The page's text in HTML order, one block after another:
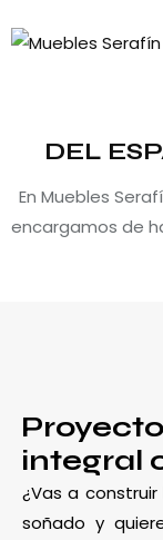
DEL
En Muebles
encargamos de
integral
¿Vas a
soñado y